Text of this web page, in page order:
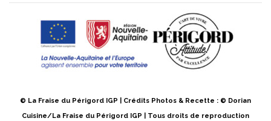
© La Fraise du Périgord IGP | Crédits Photos & Recette : © Dorian
Cuisine/La Fraise du Périgord IGP | Tous droits de reproduction